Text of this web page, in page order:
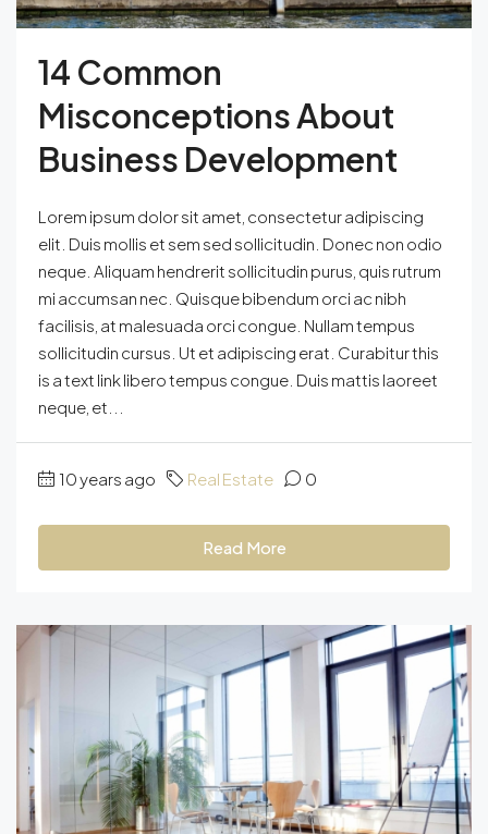
14 Common
Misconceptions About
Business Development
Lorem ipsum dolor sit amet, consectetur adipiscing
elit. Duis mollis et sem sed sollicitudin. Donec non odio
neque. Aliquam hendrerit sollicitudin purus, quis rutrum
mi accumsan nec. Quisque bibendum orci ac nibh
facilisis, at malesuada orci congue. Nullam tempus
sollicitudin cursus. Ut et adipiscing erat. Curabitur this
is a text link libero tempus congue. Duis mattis laoreet
neque, et...
10 years ago Real Estate 0
Read More